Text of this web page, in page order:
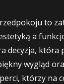
to
a
decyzja, która
wygląd
którzy na